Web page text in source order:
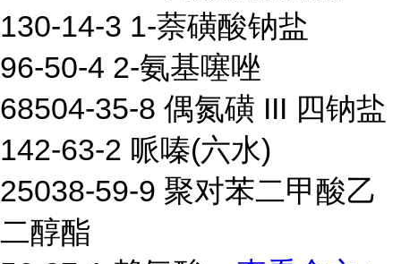
130-14-3 1-萘磺酸钠盐
96-50-4 2-氨基噻唑
68504-35-8 偶氮磺 III 四钠盐
142-63-2 哌嗪(六水)
25038-59-9 聚对苯二甲酸乙
二醇酯